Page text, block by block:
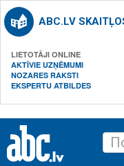
ABC.LV
LIETOTĀJI ONLINE
AKTĪVIE UZŅĒMUMI
NOZARES RAKSTI
EKSPERTU ATBILDES